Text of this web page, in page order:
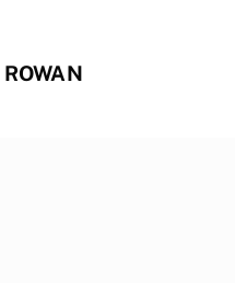
ROWAN